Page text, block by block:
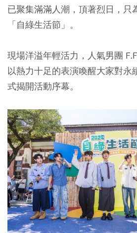
已聚集滿滿人潮，頂著烈日，只
「自綠生活節」。
現場洋溢年輕活力，人氣男團
以熱力十足的表演喚醒大家對永
式揭開活動序幕。